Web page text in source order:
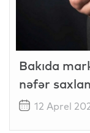
Bakıda
nəfər
12 Aprel